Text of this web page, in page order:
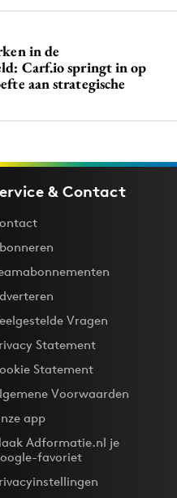
in de
Carf.io springt in op
aan strategische
& Contact
Vragen
Statement
Statement
Voorwaarden
app
Adformatie.nl je
favoriet